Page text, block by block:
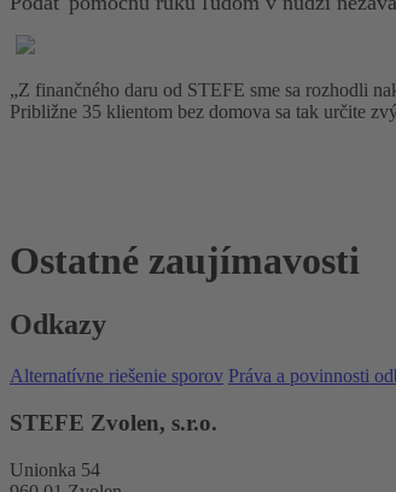
„Z finančného daru od STEFE sme sa rozhodli
Približne 35 klientom bez domova sa tak určite
Ostatné zaujímavosti
Odkazy
Alternatívne riešenie sporov Práva a povinnosti
STEFE Zvolen, s.r.o.
Unionka 54